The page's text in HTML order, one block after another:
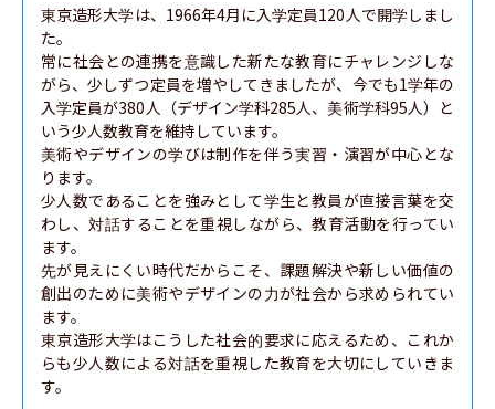
東京造形大学は、1966年4月に入学定員120人で開学しまし
た。
常に社会との連携を意識した新たな教育にチャレンジしな
がら、少しずつ定員を増やしてきましたが、今でも1学年の
入学定員が380人（デザイン学科285人、美術学科95人）と
いう少人数教育を維持しています。
美術やデザインの学びは制作を伴う実習・演習が中心とな
ります。
少人数であることを強みとして学生と教員が直接言葉を交
わし、対話することを重視しながら、教育活動を行ってい
ます。
先が見えにくい時代だからこそ、課題解決や新しい価値の
創出のために美術やデザインの力が社会から求められてい
ます。
東京造形大学はこうした社会的要求に応えるため、これか
らも少人数による対話を重視した教育を大切にしていきま
す。